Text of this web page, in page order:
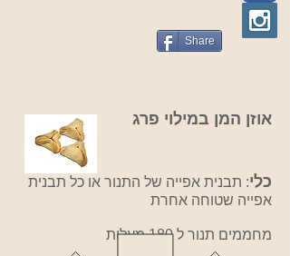
Share
אוזן המן במילוי פרג
כלי: תבנית אפייה של התנור או כל תבנית
אפייה שטוחה אחרת
מחממים תנור ל 180 מעלות